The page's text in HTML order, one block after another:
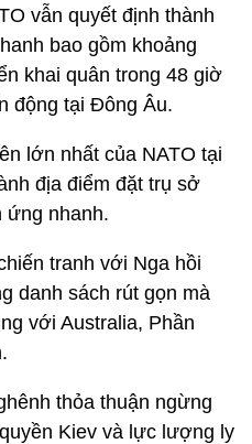
vẫn quyết định thành
bao gồm khoảng
khai quân trong 48 giờ
động tại Đông Âu.
lớn nhất của NATO tại
địa điểm đặt trụ sở
ứng nhanh.
tranh với Nga hồi
danh sách rút gọn mà
với Australia, Phần
thỏa thuận ngừng
Kiev và lực lượng ly